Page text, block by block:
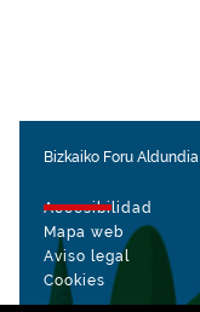
Bizkaiko Foru Aldundia
Accesibilidad
Mapa web
Aviso legal
Cookies